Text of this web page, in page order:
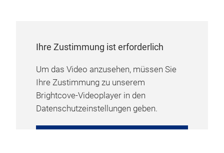
Ihre Zustimmung ist erforderlich
Um das Video anzusehen, müssen Sie
Ihre Zustimmung zu unserem
Brightcove-Videoplayer in den
Datenschutzeinstellungen geben.